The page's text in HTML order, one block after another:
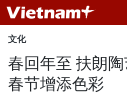
文化
春回年至 扶朗
春节增添色彩